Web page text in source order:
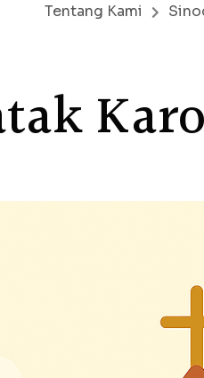
Tentang Kami